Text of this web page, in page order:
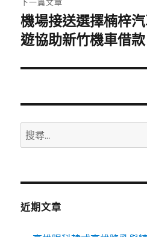
下
一
文
機場接送選擇楠梓
遊協助新竹機車借款
搜
尋
鍵
近期文章